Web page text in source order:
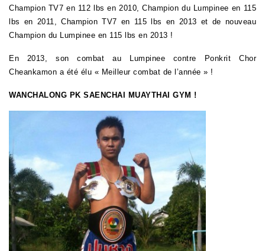
Champion TV7 en 112 lbs en 2010,Champion du Lumpinee en 115
lbs en 2011, Champion TV7 en 115 lbs en 2013 et de nouveau
Champion du Lumpinee en 115 lbs en 2013 !
En 2013, son combat au Lumpinee contre Ponkrit Chor
Cheankamon a été élu « Meilleur combat de l’année » !
WANCHALONG PK SAENCHAI MUAYTHAI GYM !